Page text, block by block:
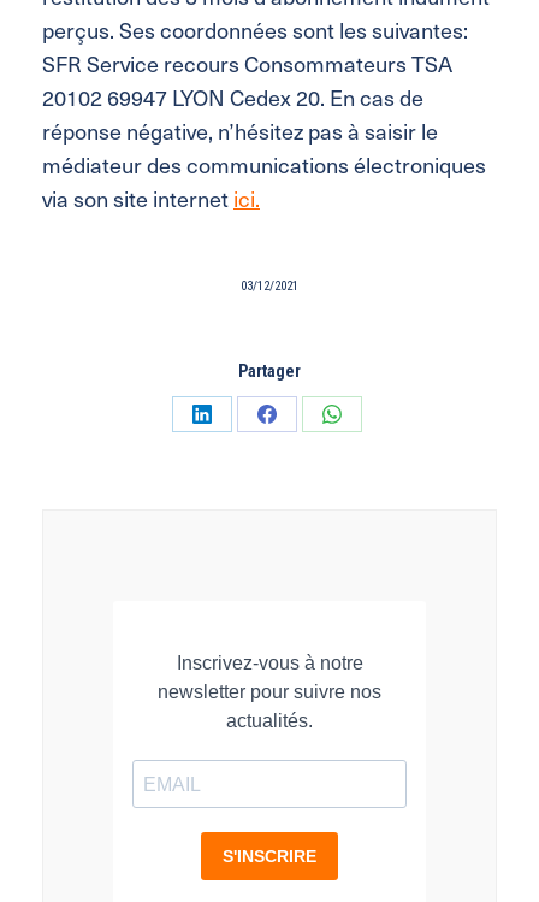
perçus. Ses coordonnées sont les suivantes:
SFR Service recours Consommateurs TSA
20102 69947 LYON Cedex 20. En cas de
réponse négative, n’hésitez pas à saisir le
médiateur des communications électroniques
via son site internet ici.
03/12/2021
Partager
PartagerPartagerPartager